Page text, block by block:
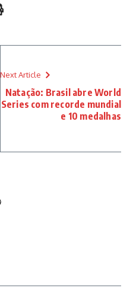
Next Article
Natação: Brasil abre World
Series com recorde mundial
e 10 medalhas